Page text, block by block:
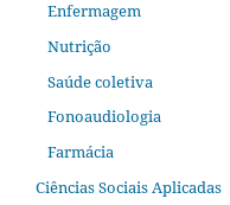
Enfermagem
Nutrição
Saúde coletiva
Fonoaudiologia
Farmácia
Ciências Sociais Aplicadas